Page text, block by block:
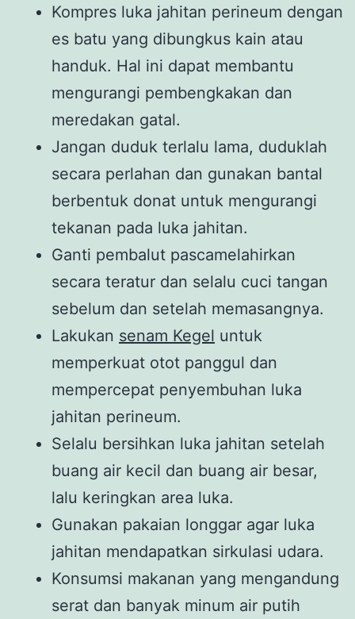
Kompres luka jahitan perineum dengan
es batu yang dibungkus kain atau
handuk. Hal ini dapat membantu
mengurangi pembengkakan dan
meredakan gatal.
Jangan duduk terlalu lama, duduklah
secara perlahan dan gunakan bantal
berbentuk donat untuk mengurangi
tekanan pada luka jahitan.
Ganti pembalut pascamelahirkan
secara teratur dan selalu cuci tangan
sebelum dan setelah memasangnya.
Lakukan senam Kegel untuk
memperkuat otot panggul dan
mempercepat penyembuhan luka
jahitan perineum.
Selalu bersihkan luka jahitan setelah
buang air kecil dan buang air besar,
lalu keringkan area luka.
Gunakan pakaian longgar agar luka
jahitan mendapatkan sirkulasi udara.
Konsumsi makanan yang mengandung
serat dan banyak minum air putih